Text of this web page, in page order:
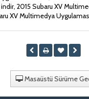
2015 Subaru XV
XV Multimedya
Masaüstü Sürüme